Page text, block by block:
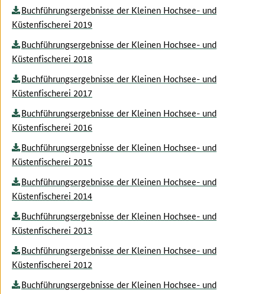
Buchführungsergebnisse der Kleinen Hochsee- und
Küstenfischerei 2019
Buchführungsergebnisse der Kleinen Hochsee- und
Küstenfischerei 2018
Buchführungsergebnisse der Kleinen Hochsee- und
Küstenfischerei 2017
Buchführungsergebnisse der Kleinen Hochsee- und
Küstenfischerei 2016
Buchführungsergebnisse der Kleinen Hochsee- und
Küstenfischerei 2015
Buchführungsergebnisse der Kleinen Hochsee- und
Küstenfischerei 2014
Buchführungsergebnisse der Kleinen Hochsee- und
Küstenfischerei 2013
Buchführungsergebnisse der Kleinen Hochsee- und
Küstenfischerei 2012
Buchführungsergebnisse der Kleinen Hochsee- und